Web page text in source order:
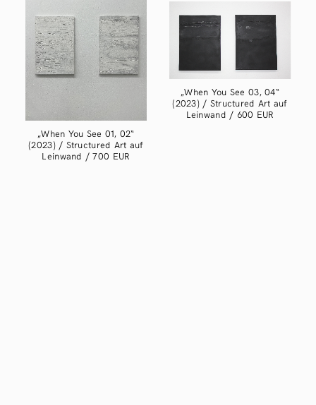
„When You See 01, 02“
(2023) / Structured Art auf
Leinwand / 700 EUR
„When You See 03, 04“
(2023) / Structured Art auf
Leinwand / 600 EUR